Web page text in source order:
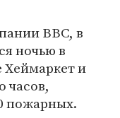
ВВС, в
ночью в
и
часов,
пожарных.